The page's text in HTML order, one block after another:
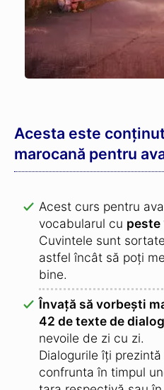
Acesta este
marocană pentru
Acest curs pentru
vocabularul cu peste
Cuvintele sunt
astfel încât să poți
bine.
Învață să vorbești
42 de texte de dialog
nevoile de zi cu zi.
Dialogurile îți
confrunta în timpul